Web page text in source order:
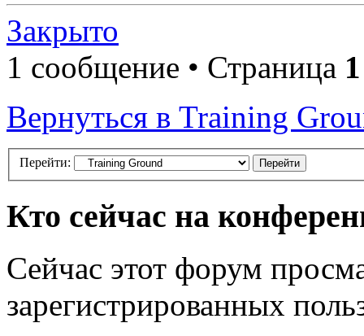
Закрыто
1 сообщение • Страница 1
Вернуться в Training
Перейти:
Кто сейчас на
Сейчас этот форум
зарегистрированных